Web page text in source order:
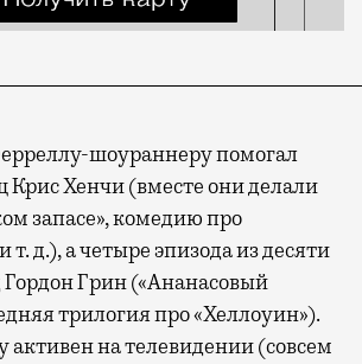
шоураннеру помогал
Крис Хенчи (вместе они делали
запасе», комедию про
т. д.), а четыре эпизода из десяти
Гордон Грин («Ананасовый
трилогия про «Хеллоуин»).
активен на телевидении (совсем